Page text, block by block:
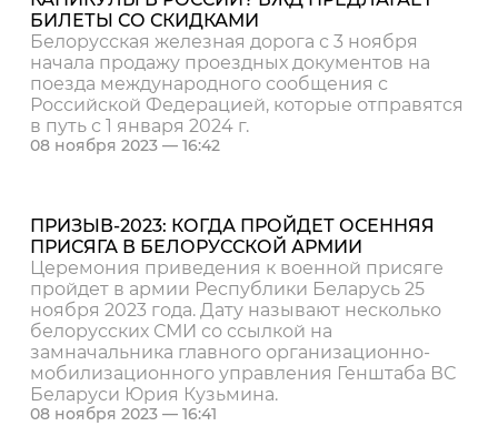
БИЛЕТЫ СО СКИДКАМИ
Белорусская железная дорога с 3 ноября
начала продажу проездных документов на
поезда международного сообщения с
Российской Федерацией, которые отправятся
в путь с 1 января 2024 г.
08 ноября 2023 — 16:42
ПРИЗЫВ-2023: КОГДА ПРОЙДЕТ ОСЕННЯЯ
ПРИСЯГА В БЕЛОРУССКОЙ АРМИИ
Церемония приведения к военной присяге
пройдет в армии Республики Беларусь 25
ноября 2023 года. Дату называют несколько
белорусских СМИ со ссылкой на
замначальника главного организационно-
мобилизационного управления Генштаба ВС
Беларуси Юрия Кузьмина.
08 ноября 2023 — 16:41